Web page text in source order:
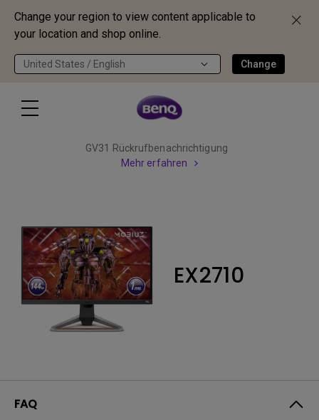
Change your region to view content applicable to
your location and shop online.
United States / English Change
GV31 Rückrufbenachrichtigung
Mehr erfahren
EX2710
FAQ